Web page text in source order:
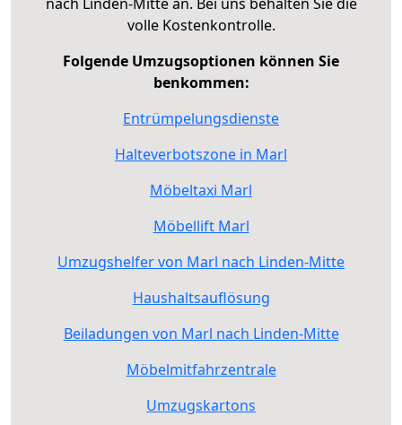
volle Kostenkontrolle.
Folgende Umzugsoptionen können Sie
benkommen:
Entrümpelungsdienste
Halteverbotszone in Marl
Möbeltaxi Marl
Möbellift Marl
Umzugshelfer von Marl nach Linden-Mitte
Haushaltsauflösung
Beiladungen von Marl nach Linden-Mitte
Möbelmitfahrzentrale
Umzugskartons